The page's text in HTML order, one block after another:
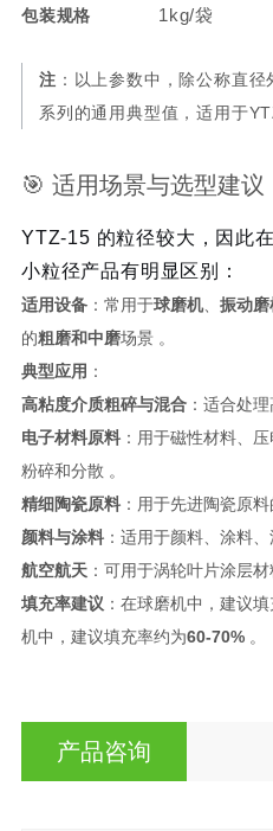
包装规格 1kg/袋
注 ：以上参数中，除公称直
系列的通用典型值，适用于
🎯 适用场景与选型建议
YTZ-15 的粒径较大，因此
小粒径产品有明显区别：
适用设备：常用于球磨机、 振动磨
的粗磨和中磨场景 。
典型应用 ：
高粘度介质粗碎与混合：适合处理
电子材料原料：用于磁性材料、压
粉碎和分散 。
精细陶瓷原料：用于先进陶瓷原料
颜料与涂料：适用于颜料、涂料、
航空航天：可用于涡轮叶片涂层材
填充率建议 ：在球磨机中，建议
机中，建议填充率约为60-70%。
产品咨询